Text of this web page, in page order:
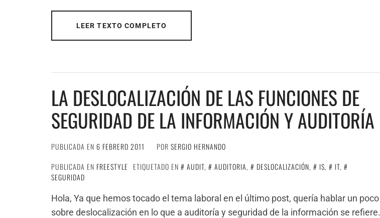
LEER TEXTO COMPLETO
LA DESLOCALIZACIÓN DE LAS FUNCIONES DE
SEGURIDAD DE LA INFORMACIÓN Y AUDITORÍA
PUBLICADA EN 6 FEBRERO 2011 POR SERGIO HERNANDO
PUBLICADA EN FREESTYLE ETIQUETADO EN AUDIT, AUDITORIA, DESLOCALIZACIÓN, IS, IT,
SEGURIDAD
Hola, Ya que hemos tocado el tema laboral en el último post, quería hablar un poco
sobre deslocalización en lo que a auditoría y seguridad de la información se refiere.